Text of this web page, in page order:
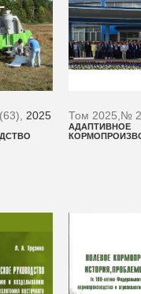
2025 Том 2025, № 2
АДАПТИВНОЕ